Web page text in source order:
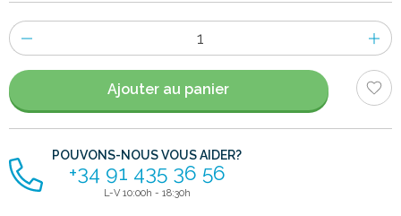
Nombre
d'items
Ajouter au panier
POUVONS-NOUS VOUS AIDER?
+34 91 435 36 56
L-V 10:00h - 18:30h